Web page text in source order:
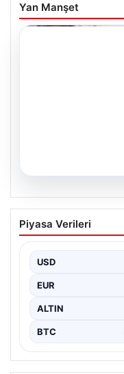
Yan Manşet
05.08.2026
34 Yıllık
Büyük
Adıyaman’da
Piyasa Verileri
USD
EUR
ALTIN
BTC